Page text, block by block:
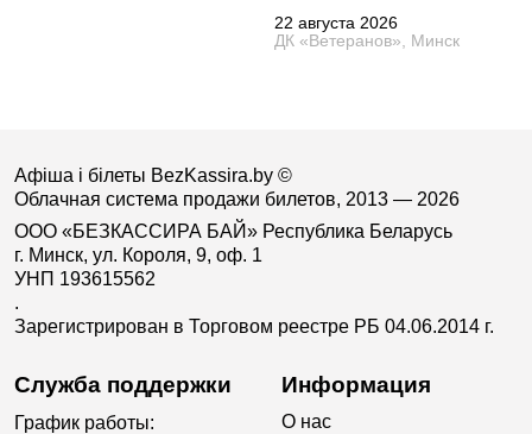
22 августа 2026
ДК «Ветеранов», Минск
Афіша і білеты BezKassira.by ©
Облачная система продажи билетов, 2013 — 2026
ООО «БЕЗКАССИРА БАЙ» Республика Беларусь
г. Минск, ул. Короля, 9, оф. 1
УНП 193615562
.
Зарегистрирован в Торговом реестре РБ 04.06.2014 г.
Служба поддержки
График работы:
Информация
О нас